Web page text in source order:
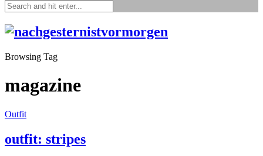
Browsing Tag
magazine
Outfit
outfit: stripes